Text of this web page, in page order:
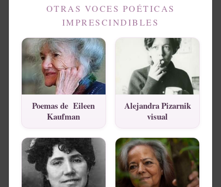
OTRAS VOCES POÉTICAS
IMPRESCINDIBLES
Poemas de Eileen
Kaufman
Alejandra Pizarnik
visual